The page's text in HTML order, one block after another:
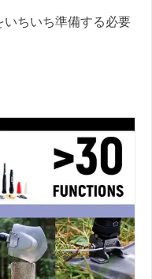
いちいち準備する必要